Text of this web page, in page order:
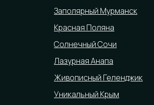
Заполярный Мурманск
Красная Поляна
Солнечный Сочи
Лазурная Анапа
Живописный Геленджик
Уникальный Крым